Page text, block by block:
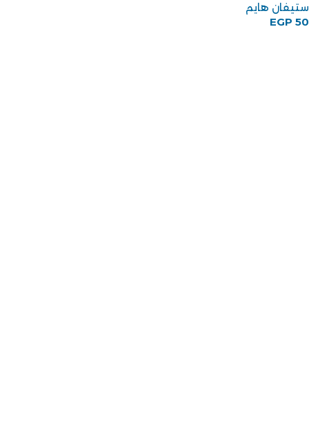
ستيفان هايم
EGP 50